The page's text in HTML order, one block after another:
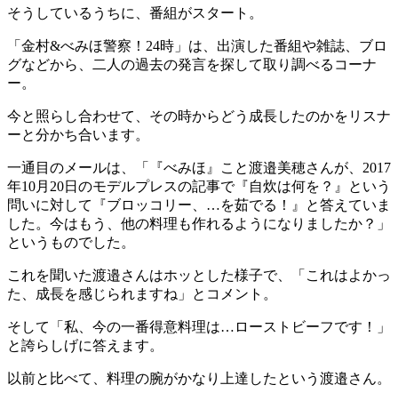
そうしているうちに、番組がスタート。
「金村&べみほ警察！24時」は、出演した番組や雑誌、ブロ
グなどから、二人の過去の発言を探して取り調べるコーナ
ー。
今と照らし合わせて、その時からどう成長したのかをリスナ
ーと分かち合います。
一通目のメールは、「『べみほ』こと渡邉美穂さんが、2017
年10月20日のモデルプレスの記事で『自炊は何を？』という
問いに対して『ブロッコリー、…を茹でる！』と答えていま
した。今はもう、他の料理も作れるようになりましたか？」
というものでした。
これを聞いた渡邉さんはホッとした様子で、「これはよかっ
た、成長を感じられますね」とコメント。
そして「私、今の一番得意料理は…ローストビーフです！」
と誇らしげに答えます。
以前と比べて、料理の腕がかなり上達したという渡邉さん。